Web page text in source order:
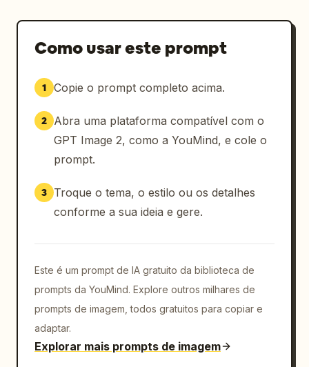
Como usar este prompt
1 Copie o prompt completo acima.
2
Abra uma plataforma compatível com o
GPT Image 2, como a YouMind, e cole o
prompt.
3
Troque o tema, o estilo ou os detalhes
conforme a sua ideia e gere.
Este é um prompt de IA gratuito da biblioteca de
prompts da YouMind. Explore outros milhares de
prompts de imagem, todos gratuitos para copiar e
adaptar.
Explorar mais prompts de imagem